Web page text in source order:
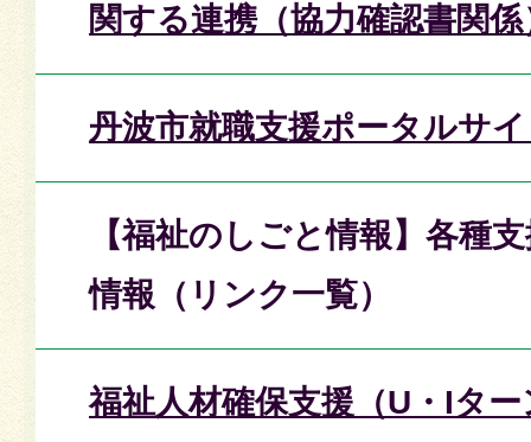
関する連携（協力確認書関係
丹波市就職支援ポータルサ
【福祉のしごと情報】各種
情報（リンク一覧）
福祉人材確保支援（U・Iタ